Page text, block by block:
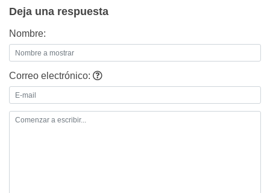
Deja una respuesta
Nombre:
Correo electrónico: